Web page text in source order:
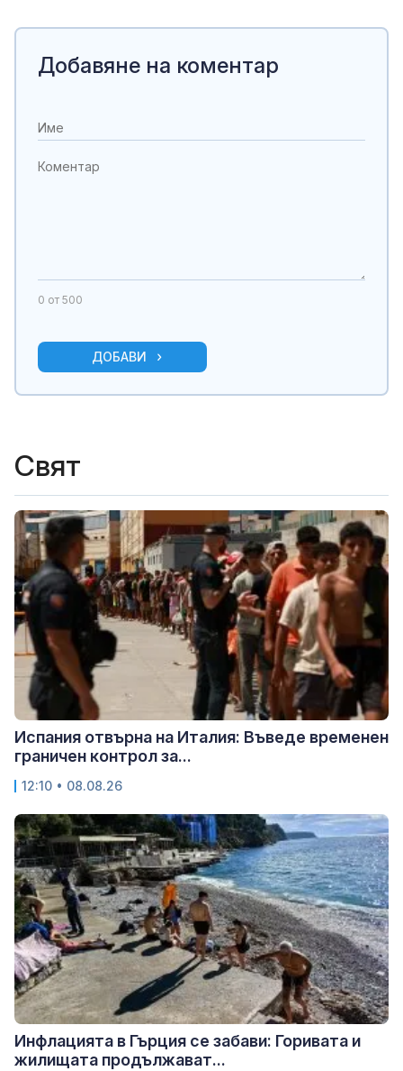
Добавяне на коментар
0 от 500
ДОБАВИ
Свят
Испания отвърна на Италия: Въведе временен
граничен контрол за...
12:10 • 08.08.26
Инфлацията в Гърция се забави: Горивата и
жилищата продължават...